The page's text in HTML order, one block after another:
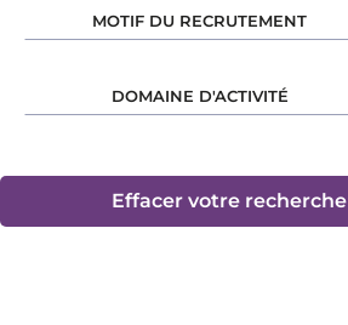
MOTIF DU RECRUTEMENT
DOMAINE D'ACTIVITÉ
Effacer votre recherche